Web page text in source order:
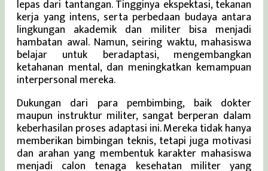
lepas dari tantangan. Tingginya ekspektasi, tekanan
kerja yang intens, serta perbedaan budaya antara
lingkungan akademik dan militer bisa menjadi
hambatan awal. Namun, seiring waktu, mahasiswa
belajar untuk beradaptasi, mengembangkan
ketahanan mental, dan meningkatkan kemampuan
interpersonal mereka.
Dukungan dari para pembimbing, baik dokter
maupun instruktur militer, sangat berperan dalam
keberhasilan proses adaptasi ini. Mereka tidak hanya
memberikan bimbingan teknis, tetapi juga motivasi
dan arahan yang membentuk karakter mahasiswa
menjadi calon tenaga kesehatan militer yang